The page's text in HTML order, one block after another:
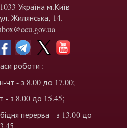
Україна м.Київ
Жилянська, 14.
роботи :
чт - з 8.00 до 17.00;
- з 8.00 до 15.45;
перерва - з 13.00 до